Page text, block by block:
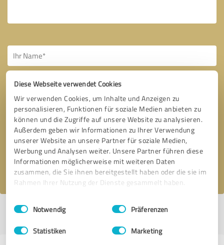
Diese Webseite verwendet Cookies
Wir verwenden Cookies, um Inhalte und Anzeigen zu
personalisieren, Funktionen für soziale Medien anbieten zu
können und die Zugriffe auf unsere Website zu analysieren.
Außerdem geben wir Informationen zu Ihrer Verwendung
unserer Website an unsere Partner für soziale Medien,
Werbung und Analysen weiter. Unsere Partner führen diese
Informationen möglicherweise mit weiteren Daten
zusammen, die Sie ihnen bereitgestellt haben oder die sie im
Rahmen Ihrer Nutzung der Dienste gesammelt haben.
Impressum Datenschutzbestimmungen
Einwilligungsauswahl
Notwendig Präferenzen
Statistiken Marketing
Bitte um Rückruf * Erforderliche Angaben
Nachricht senden
Ich stimme den Datenschutzbestimmungenzu.
Profil aktiv seit 09.04.2019 | Letzte Aktualisierung: 19.01.2023